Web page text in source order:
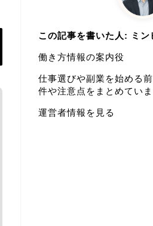
この記事を書いた人: ミン
働き方情報の案内役
仕事選びや副業を始める
件や注意点をまとめていま
運営者情報を見る